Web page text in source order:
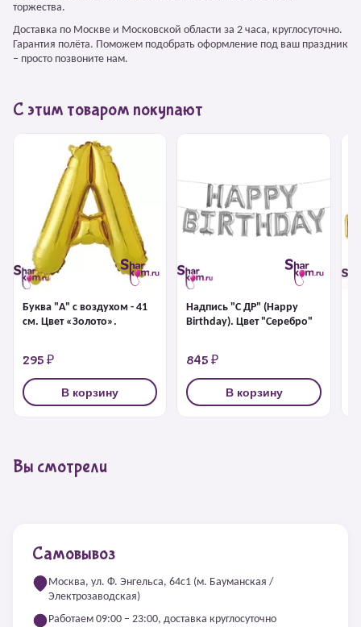
торжества.
Доставка по Москве и Московской области за 2 часа, круглосуточно.
Гарантия полёта. Поможем подобрать оформление под ваш праздник
– просто позвоните нам.
С этим товаром покупают
Буква "А" с воздухом - 41
см. Цвет «Золото».
295 ₽
В корзину
Надпись "С ДР" (Happy
Birthday). Цвет "Серебро"
845 ₽
В корзину
Вы смотрели
Самовывоз
Москва, ул. Ф. Энгельса, 64с1 (м. Бауманская /
Электрозаводская)
Работаем 09:00 – 23:00, доставка круглосуточно